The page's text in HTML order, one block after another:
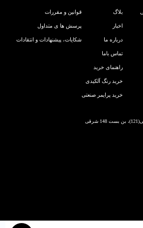
بلاگ
اخبار
درباره ما
تماس باما
راهنمای خرید
خرید رنگ آلکیدی
خرید پرایمر صنعتی
قوانین و مقررات
پرسش ها ی متداول
شکایات، پیشنهادات و انتقادات